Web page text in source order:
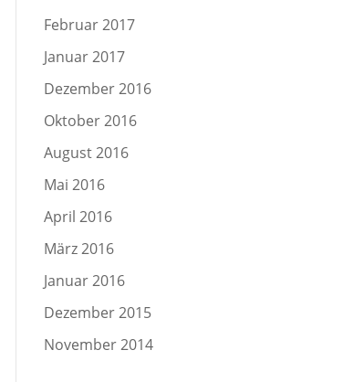
Februar 2017
Januar 2017
Dezember 2016
Oktober 2016
August 2016
Mai 2016
April 2016
März 2016
Januar 2016
Dezember 2015
November 2014